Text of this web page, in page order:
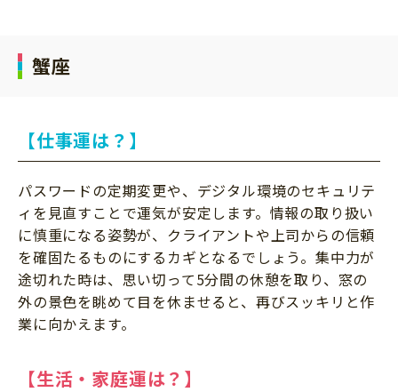
蟹座
【仕事運は？】
パスワードの定期変更や、デジタル環境のセキュリテ
ィを見直すことで運気が安定します。情報の取り扱い
に慎重になる姿勢が、クライアントや上司からの信頼
を確固たるものにするカギとなるでしょう。集中力が
途切れた時は、思い切って5分間の休憩を取り、窓の
外の景色を眺めて目を休ませると、再びスッキリと作
業に向かえます。
【生活・家庭運は？】